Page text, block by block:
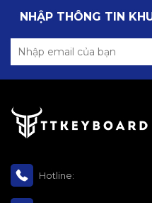
NHẬP THÔNG TIN
Hotline: